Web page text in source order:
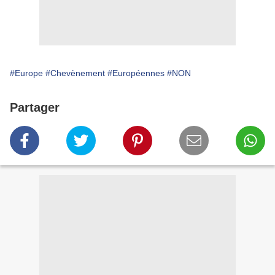
#Europe #Chevènement #Européennes #NON
Partager